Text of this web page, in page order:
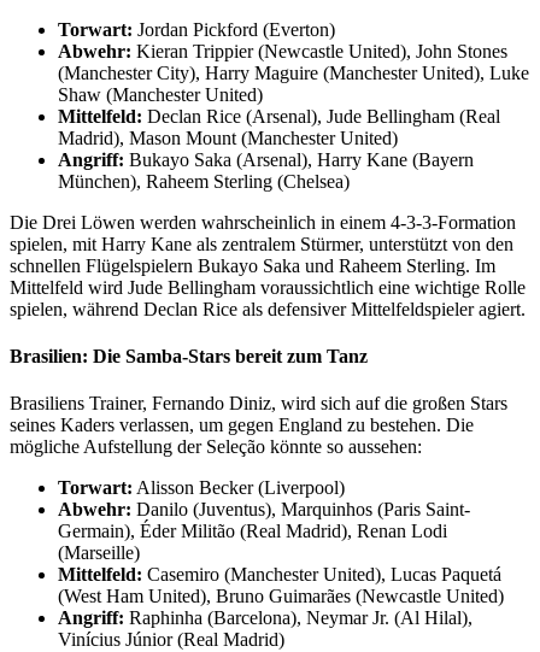
Torwart: Jordan Pickford (Everton)
Abwehr: Kieran Trippier (Newcastle United), John Stones
(Manchester City), Harry Maguire (Manchester United), Luke
Shaw (Manchester United)
Mittelfeld: Declan Rice (Arsenal), Jude Bellingham (Real
Madrid), Mason Mount (Manchester United)
Angriff: Bukayo Saka (Arsenal), Harry Kane (Bayern
München), Raheem Sterling (Chelsea)
Die Drei Löwen werden wahrscheinlich in einem 4-3-3-Formation
spielen, mit Harry Kane als zentralem Stürmer, unterstützt von den
schnellen Flügelspielern Bukayo Saka und Raheem Sterling. Im
Mittelfeld wird Jude Bellingham voraussichtlich eine wichtige Rolle
spielen, während Declan Rice als defensiver Mittelfeldspieler agiert.
Brasilien: Die Samba-Stars bereit zum Tanz
Brasiliens Trainer, Fernando Diniz, wird sich auf die großen Stars
seines Kaders verlassen, um gegen England zu bestehen. Die
mögliche Aufstellung der Seleção könnte so aussehen:
Torwart: Alisson Becker (Liverpool)
Abwehr: Danilo (Juventus), Marquinhos (Paris Saint-
Germain), Éder Militão (Real Madrid), Renan Lodi
(Marseille)
Mittelfeld: Casemiro (Manchester United), Lucas Paquetá
(West Ham United), Bruno Guimarães (Newcastle United)
Angriff: Raphinha (Barcelona), Neymar Jr. (Al Hilal),
Vinícius Júnior (Real Madrid)